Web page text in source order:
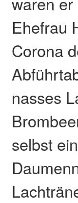
Ehefrau
Corona
nasses
selbst